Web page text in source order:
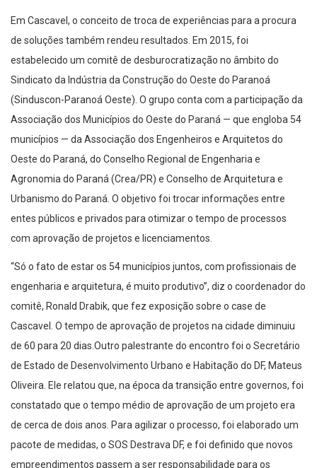
Em Cascavel, o conceito de troca de experiências para a procura
de soluções também rendeu resultados. Em 2015, foi
estabelecido um comitê de desburocratização no âmbito do
Sindicato da Indústria da Construção do Oeste do Paranoá
(Sinduscon-Paranoá Oeste). O grupo conta com a participação da
Associação dos Municípios do Oeste do Paraná — que engloba 54
municípios — da Associação dos Engenheiros e Arquitetos do
Oeste do Paraná, do Conselho Regional de Engenharia e
Agronomia do Paraná (Crea/PR) e Conselho de Arquitetura e
Urbanismo do Paraná. O objetivo foi trocar informações entre
entes públicos e privados para otimizar o tempo de processos
com aprovação de projetos e licenciamentos.
“Só o fato de estar os 54 municípios juntos, com profissionais de
engenharia e arquitetura, é muito produtivo”, diz o coordenador do
comitê, Ronald Drabik, que fez exposição sobre o case de
Cascavel. O tempo de aprovação de projetos na cidade diminuiu
de 60 para 20 dias.Outro palestrante do encontro foi o Secretário
de Estado de Desenvolvimento Urbano e Habitação do DF, Mateus
Oliveira. Ele relatou que, na época da transição entre governos, foi
constatado que o tempo médio de aprovação de um projeto era
de cerca de dois anos. Para agilizar o processo, foi elaborado um
pacote de medidas, o SOS Destrava DF, e foi definido que novos
empreendimentos passem a ser responsabilidade para os